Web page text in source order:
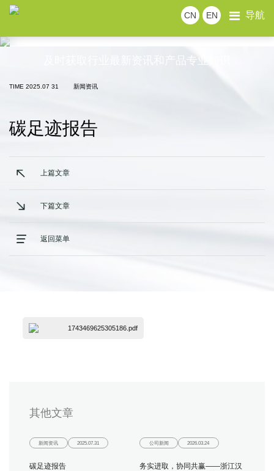
CN EN 导航
News Room
及时获取行业最新资讯和产品专业知识
TIME 2025.07 31 新闻资讯
碳足迹报告
上篇文章
下篇文章
返回菜单
1743469625305186.pdf
其他文章
新闻资讯 2025.07.31
碳足迹报告
公司新闻 2026.03.24
务实进取，协同共赢——浙江汉